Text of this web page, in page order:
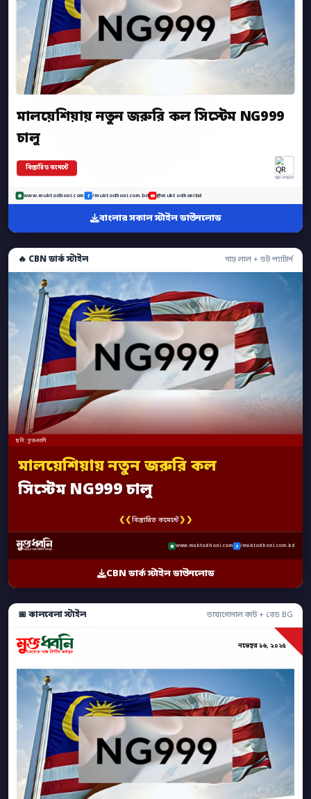
মালয়েশিয়ায় নতুন জরুরি কল সিস্টেম NG999
চালু
বিস্তারিত কমেন্টে
অ্যাপ স্ক্যান
www.muktodhoni.com /muktodhoni.com.bd @muktodhonibd
বাংলার সকাল স্টাইল ডাউনলোড
🔥 CBN ডার্ক স্টাইল গাঢ় লাল + ডট প্যাটার্ন
ছবি: মুক্তধ্বনি
মালয়েশিয়ায় নতুন জরুরি কল
সিস্টেম NG999 চালু
❮❮বিস্তারিত কমেন্টে❯❯
www.muktodhoni.com /muktodhoni.com.bd
CBN ডার্ক স্টাইল ডাউনলোড
📅 কালবেলা স্টাইল ডায়াগোনাল কাট + রেড BG
নভেম্বর ১৬, ২০২৫